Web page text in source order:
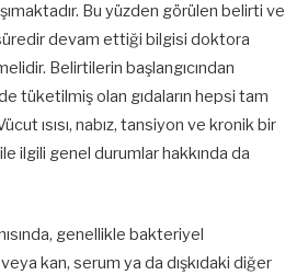
Bu yüzden görülen belirti ve
devam ettiği bilgisi doktora
Belirtilerin başlangıcından
tüketilmiş olan gıdaların hepsi tam
ısısı, nabız, tansiyon ve kronik bir
ilgili genel durumlar hakkında da
genellikle bakteriyel
kan, serum ya da dışkıdaki diğer